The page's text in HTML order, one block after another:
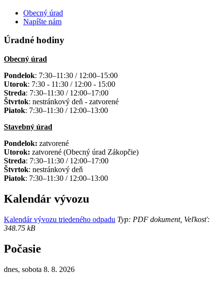
Obecný úrad
Napíšte nám
Úradné hodiny
Obecný úrad
Pondelok: 7:30–11:30 / 12:00–15:00
Utorok: 7:30 - 11:30 / 12:00 - 15:00
Streda: 7:30–11:30 / 12:00–17:00
Štvrtok: nestránkový deň - zatvorené
Piatok: 7:30–11:30 / 12:00–13:00
Stavebný úrad
Pondelok: zatvorené
Utorok: zatvorené (Obecný úrad Zákopčie)
Streda: 7:30–11:30 / 12:00–17:00
Štvrtok: nestránkový deň
Piatok: 7:30–11:30 / 12:00–13:00
Kalendár vývozu
Kalendár vývozu triedeného odpadu Typ: PDF dokument, Veľkosť:
348.75 kB
Počasie
dnes, sobota 8. 8. 2026